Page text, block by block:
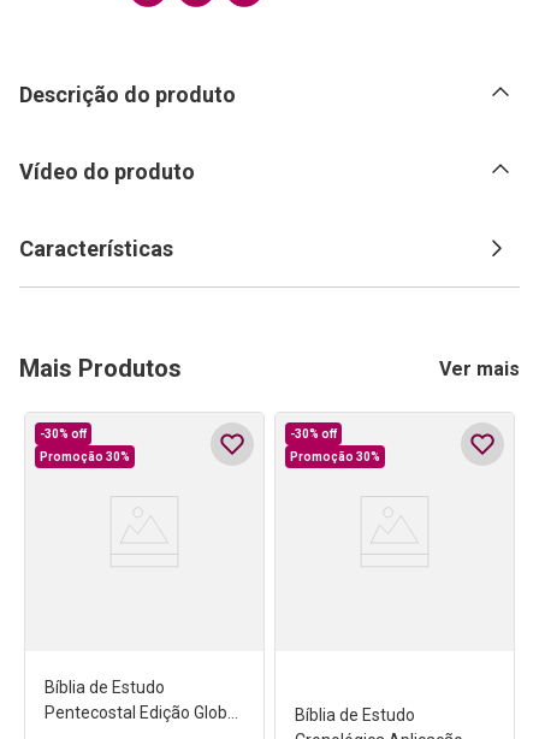
Descrição do produto
Vídeo do produto
Características
Mais Produtos Ver mais
-30% off
Promoção 30%
Bíblia de Estudo
Pentecostal Edição Global
-30% off
Promoção 30%
Bíblia de Estudo